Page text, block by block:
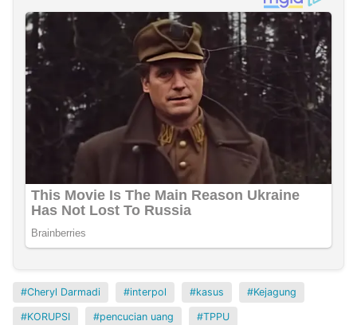
Cheryl Darmadi interpol kasus Kejagung
KORUPSI pencucian uang TPPU